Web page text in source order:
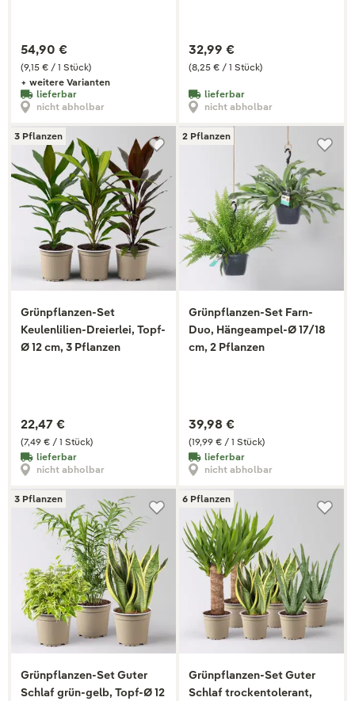
(9,15 € / 1 Stück)
54,90 €
+ weitere Varianten
lieferbar
nicht abholbar
(8,25 € / 1 Stück)
32,99 €
lieferbar
nicht abholbar
3 Pflanzen
Grünpflanzen-Set
Keulenlilien-Dreierlei, Topf-
Ø 12 cm, 3 Pflanzen
(7,49 € / 1 Stück)
22,47 €
lieferbar
nicht abholbar
2 Pflanzen
Grünpflanzen-Set Farn-
Duo, Hängeampel-Ø 17/18
cm, 2 Pflanzen
(19,99 € / 1 Stück)
39,98 €
lieferbar
nicht abholbar
3 Pflanzen
Grünpflanzen-Set Guter
Schlaf grün-gelb, Topf-Ø 12
6 Pflanzen
Grünpflanzen-Set Guter
Schlaf trockentolerant,